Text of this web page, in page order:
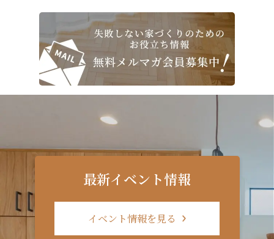
最新イベント情報
イベント情報を見る